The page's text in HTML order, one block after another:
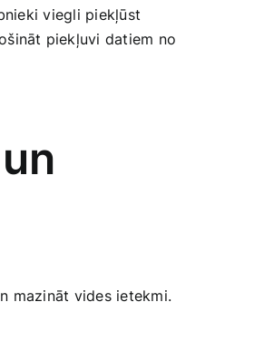
viegli piekļūst
piekļuvi datiem no
mazināt vides ietekmi.